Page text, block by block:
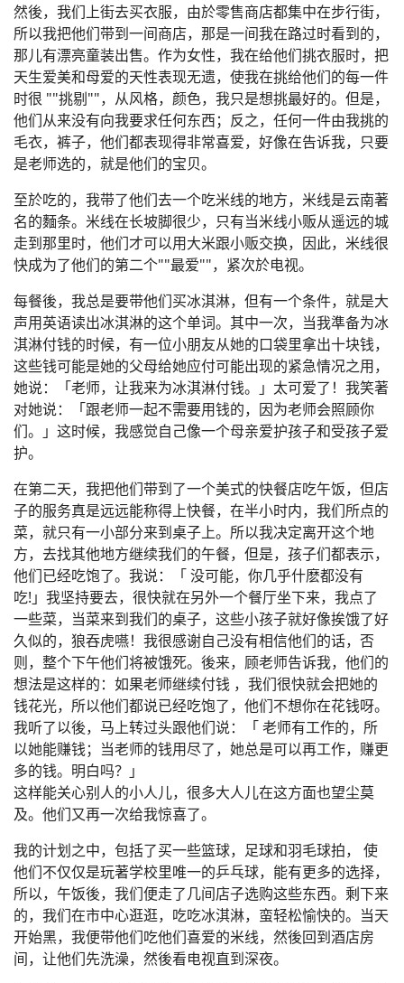
然後，我们上街去买衣服，由於零售商店都集中在步行街，
所以我把他们带到一间商店，那是一间我在路过时看到的，
那儿有漂亮童装出售。作为女性，我在给他们挑衣服时，把
天生爱美和母爱的天性表现无遗，使我在挑给他们的每一件
时很 ""挑剔""，从风格，颜色，我只是想挑最好的。但是，
他们从来没有向我要求任何东西；反之，任何一件由我挑的
毛衣，裤子，他们都表现得非常喜爱，好像在告诉我，只要
是老师选的，就是他们的宝贝。
至於吃的，我带了他们去一个吃米线的地方，米线是云南著
名的麵条。米线在长坡脚很少，只有当米线小贩从遥远的城
走到那里时，他们才可以用大米跟小贩交换，因此，米线很
快成为了他们的第二个""最爱""，紧次於电视。
每餐後，我总是要带他们买冰淇淋，但有一个条件，就是大
声用英语读出冰淇淋的这个单词。其中一次，当我準备为冰
淇淋付钱的时候，有一位小朋友从她的口袋里拿出十块钱，
这些钱可能是她的父母给她应付可能出现的紧急情况之用，
她说：「老师，让我来为冰淇淋付钱。」太可爱了！我笑著
对她说：「跟老师一起不需要用钱的，因为老师会照顾你
们。」这时候，我感觉自己像一个母亲爱护孩子和受孩子爱
护。
在第二天，我把他们带到了一个美式的快餐店吃午饭，但店
子的服务真是远远能称得上快餐，在半小时内，我们所点的
菜，就只有一小部分来到桌子上。所以我决定离开这个地
方，去找其他地方继续我们的午餐，但是，孩子们都表示，
他们已经吃饱了。我说：「 没可能，你几乎什麽都没有
吃!」我坚持要去，很快就在另外一个餐厅坐下来，我点了
一些菜，当菜来到我们的桌子，这些小孩子就好像挨饿了好
久似的，狼吞虎嚥！我很感谢自己没有相信他们的话，否
则，整个下午他们将被饿死。後来，顾老师告诉我，他们的
想法是这样的：如果老师继续付钱 ，我们很快就会把她的
钱花光，所以他们都说已经吃饱了，他们不想你在花钱呀。
我听了以後，马上转过头跟他们说：「 老师有工作的，所
以她能赚钱；当老师的钱用尽了，她总是可以再工作，赚更
多的钱。明白吗？」
这样能关心别人的小人儿，很多大人儿在这方面也望尘莫
及。他们又再一次给我惊喜了。
我的计划之中，包括了买一些篮球，足球和羽毛球拍， 使
他们不仅仅是玩著学校里唯一的乒乓球，能有更多的选择，
所以，午饭後，我们便走了几间店子选购这些东西。剩下来
的，我们在市中心逛逛，吃吃冰淇淋，蛮轻松愉快的。当天
开始黑，我便带他们吃他们喜爱的米线，然後回到酒店房
间，让他们先洗澡，然後看电视直到深夜。